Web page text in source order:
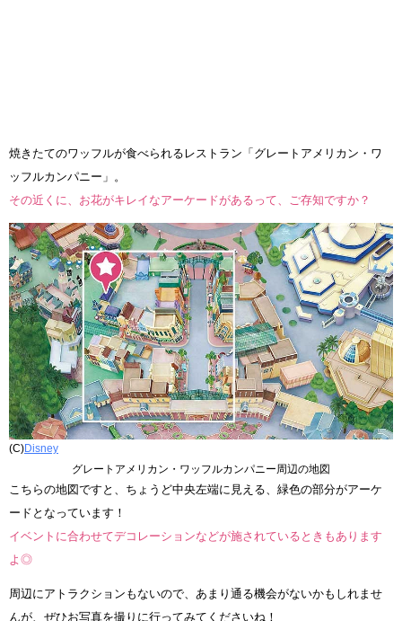
焼きたてのワッフルが食べられるレストラン「グレートアメリカン・ワ
ッフルカンパニー」。
その近くに、お花がキレイなアーケードがあるって、ご存知ですか？
(C)Disney
グレートアメリカン・ワッフルカンパニー周辺の地図
こちらの地図ですと、ちょうど中央左端に見える、緑色の部分がアーケ
ードとなっています！
イベントに合わせてデコレーションなどが施されているときもあります
よ◎
周辺にアトラクションもないので、あまり通る機会がないかもしれませ
んが、ぜひお写真を撮りに行ってみてくださいね！